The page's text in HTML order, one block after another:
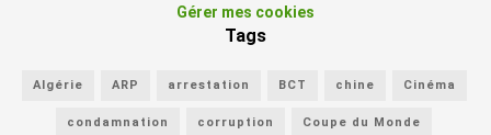
Gérer mes cookies
Tags
Algérie ARP arrestation BCT chine Cinéma
condamnation corruption Coupe du Monde